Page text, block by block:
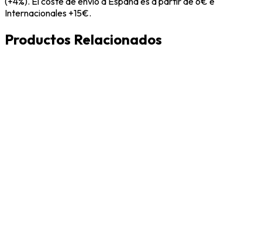
Internacionales +15€.
Productos Relacionados